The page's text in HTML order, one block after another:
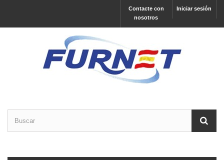
Iniciar sesión
Contacte con
nosotros